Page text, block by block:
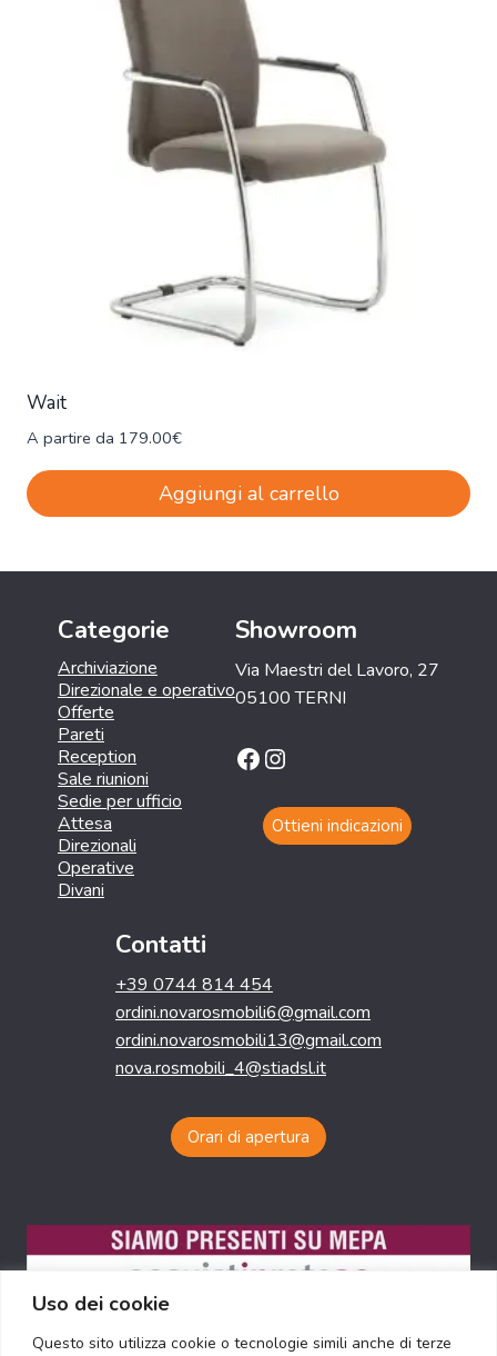
Uso dei cookie
Questo sito utilizza cookie o tecnologie simili anche di terze
Wait
A partire da 179.00€
Aggiungi al carrello
Categorie
Archiviazione
Direzionale e operativo
Offerte
Pareti
Reception
Sale riunioni
Sedie per ufficio
Attesa
Direzionali
Operative
Divani
Showroom
Via Maestri del Lavoro, 27
05100 TERNI
Facebook
Instagram
Ottieni indicazioni
Contatti
+39 0744 814 454
ordini.novarosmobili6@gmail.com
ordini.novarosmobili13@gmail.com
nova.rosmobili_4@stiadsl.it
Orari di apertura